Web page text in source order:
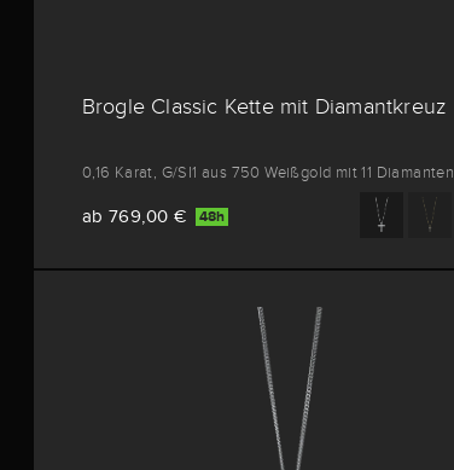
Brogle Classic Kette mit Diamantkreuz
0,16 Karat, G/SI1 aus 750 Weißgold mit 11 Diamanten
ab 769,00 € 48h